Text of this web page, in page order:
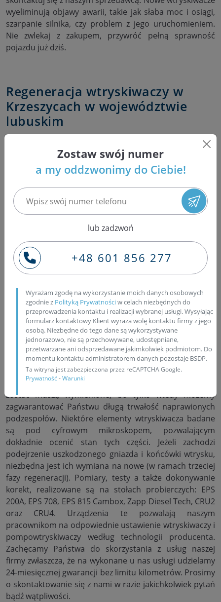
wyeliminują objawy awarii, takie jak słaba moc i osiągi,
szarpanie silnika, czy problem z jego uruchomieniem.
Nie zwlekaj z zakupem, przywróć pełną sprawność
pojazdu już dziś.
Regeneracja wtryskiwaczy w
Krzeszycach w województwie
lubuskim
Bosch Service Pawlik wita na swojej odświeżonej stronie
internetowej klientów zamieszkujących wieś Krzeszyce
wtrysków - Pompowtryskiwaczy - Krzeszyce - lubuskie.
Nasza firma zajmuje się szybką wysyłkową regeneracją:
wtryskiwaczy z układów wtryskowych Common Rail
(Bosch, Delphi, Denso i Siemens), wtryskiwaczy
piezoelektrycznych z układów wtryskowych Common
Rail (Denso oraz Siemens), turbosprężarek
samochodowych, pompowtryskiwaczy z samochodów
osobowych grupy VW (Audi, Seat, Skoda i Volkswagen),
pompowtryskiwaczy z samochodów ciężarowych oraz
pompy PLD firmy Bosch. Nasza firma znajduje się w
Stalowej Woli, co w dobie szeroko rozwiniętej logistyki
nie powinno stanowić dla Państwa problemu.
Wymagamy od Państwa jedynie kontaktu z nami celem
uzgodnienia transportu oraz innych kwestii.
Wtryskiwacze oraz pompowtryskiwacze regenerowane
są wyłącznie na oryginalnych nowych częściach.
Wszystkie uszczelnienia oraz inne uszkodzone elementy
zostać muszą wymienione, bo tylko wtedy możemy
zagwarantować Państwu długą trwałość naprawionych
podzespołów. Niektóre elementy wtryskiwacza badane
są pod cyfrowym mikroskopem, pozwalającym
dokładnie ocenić stan tych części. Jeżeli zachodzi
podejrzenie uszkodzonego gniazda i końcówki wtrysku,
niezbędna jest ich wymiana na nowe (w ramach trzeciej
fazy regeneracji). Pomiary, testy a także dokonywanie
korekt, realizowane są na stołach probierczych: EPS
200A, EPS 708, EPS 815 Cambox, Zapp Diesel Tech, CRU2
oraz CRU4. Urządzenia te pozwalają naszym
pracownikom na odpowiednie ustawienie wtryskiwaczy i
pompowtryskiwaczy według technologii producenta.
Zachęcamy Państwa do skorzystania z usług naszej
firmy zwłaszcza, że na wykonane u nas usługi udzielamy
24-miesięcznej gwarancji bez limitu kilometrów. Prosimy
o skontaktowanie się z nami w razie jakichkolwiek pytań
bądź wątpliwości.
Zostaw swój numer
a my oddzwonimy do Ciebie!
lub zadzwoń
+48 601 856 277
Wyrażam zgodę na wykorzystanie moich danych osobowych
zgodnie z Polityką Prywatnościw celach niezbędnych do
przeprowadzenia kontaktu i realizacji wybranej usługi. Wysyłając
formularz kontaktowy Klient wyraża wolę kontaktu firmy z jego
osobą. Niezbędne do tego dane są wykorzystywane
jednorazowo, nie są przechowywane, udostępniane,
przetwarzane ani odsprzedawane jakimkolwiek podmiotom. Do
momentu kontaktu administratorem danych pozostaje BSDP.
Ta witryna jest zabezpieczona przez reCAPTCHA Google.
Prywatność-Warunki